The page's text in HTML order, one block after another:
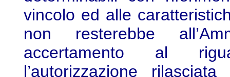
vincolo ed alle
non resterebbe
accertamento al
l’autorizzazione